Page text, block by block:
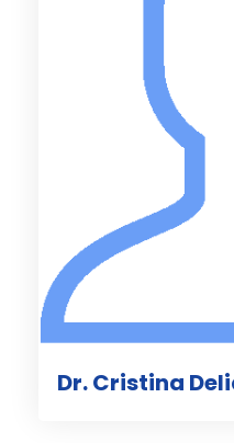
Dr. Cristina